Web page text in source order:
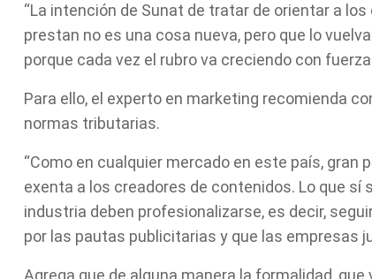
“La intención de Sunat de tratar de orientar a
prestan no es una cosa nueva, pero que lo
porque cada vez el rubro va creciendo con
Para ello, el experto en marketing recomienda
normas tributarias.
“Como en cualquier mercado en este país,
exenta a los creadores de contenidos. Lo que
industria deben profesionalizarse, es decir,
por las pautas publicitarias y que las empresas
Agrega que de alguna manera la formalidad,